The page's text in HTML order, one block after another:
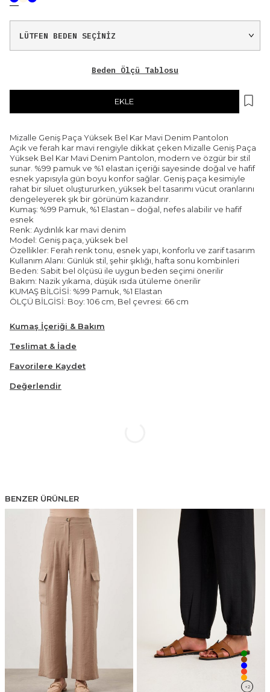
Beden Ölçü Tablosu
EKLE
Mizalle Geniş Paça Yüksek Bel Kar Mavi Denim Pantolon
Açık ve ferah kar mavi rengiyle dikkat çeken Mizalle Geniş Paça
Yüksek Bel Kar Mavi Denim Pantolon, modern ve özgür bir stil
sunar. %99 pamuk ve %1 elastan içeriği sayesinde doğal ve hafif
esnek yapısıyla gün boyu konfor sağlar. Geniş paça kesimiyle
rahat bir siluet oluştururken, yüksek bel tasarımı vücut oranlarını
dengeleyerek şık bir görünüm kazandırır.
Kumaş: %99 Pamuk, %1 Elastan – doğal, nefes alabilir ve hafif
esnek
Renk: Aydınlık kar mavi denim
Model: Geniş paça, yüksek bel
Özellikler: Ferah renk tonu, esnek yapı, konforlu ve zarif tasarım
Kullanım Alanı: Günlük stil, şehir şıklığı, hafta sonu kombinleri
Beden: Sabit bel ölçüsü ile uygun beden seçimi önerilir
Bakım: Nazik yıkama, düşük ısıda ütüleme önerilir
KUMAŞ BİLGİSİ: %99 Pamuk, %1 Elastan
ÖLÇÜ BİLGİSİ: Boy: 106 cm, Bel çevresi: 66 cm
Kumaş İçeriği & Bakım
Teslimat & İade
Favorilere Kaydet
Değerlendir
BENZER ÜRÜNLER
+2